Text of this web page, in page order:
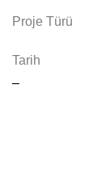
Proje Türü
Tarih
–